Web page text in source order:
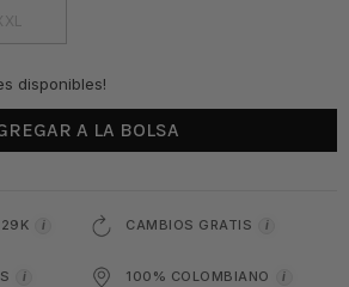
XXL
disponibles!
A LA BOLSA
i CAMBIOS GRATIS i
i 100% COLOMBIANO i